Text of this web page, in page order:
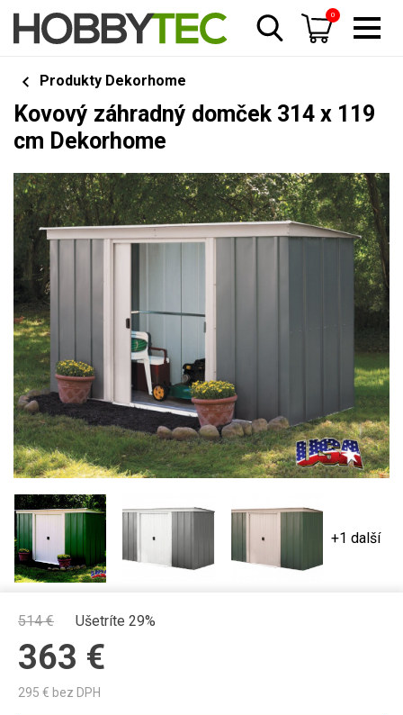
0
Produkty Dekorhome
Kovový záhradný domček 314 x 119
cm Dekorhome
+1 další
514€ Ušetríte 29%
363 €
295 € bez DPH